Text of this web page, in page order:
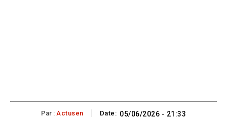
Par : Actusen Date: 05/06/2026 - 21:33